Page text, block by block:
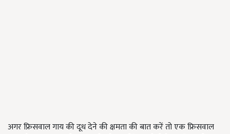
अगर फ्रिसवाल गाय की दूध देने की क्षमता की बात करें तो एक फ्रिसवाल